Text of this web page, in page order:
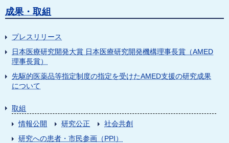
成果・取組
プレスリリース
日本医療研究開発大賞 日本医療研究開発機構理事長賞（AMED
理事長賞）
先駆的医薬品等指定制度の指定を受けたAMED支援の研究成果
について
取組
情報公開
研究公正
社会共創
研究への患者・市民参画（PPI）